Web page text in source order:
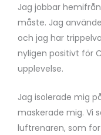
Jag jobbar
måste. Jag
och jag har
nyligen positivt för
upplevelse.
Jag isolerade mig
maskerade mig. Vi
luftrenaren, som